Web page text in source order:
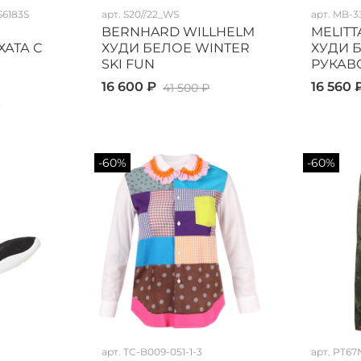
С
арт. S20//22_WS
BERNHARD WILLHELM
ХУДИ БЕЛОЕ WINTER
SKI FUN
16 600 ₽ 41 500 ₽
арт. MB-
ХУДИ
16 560
-60%
арт.TC-B009-051-1-3
-60%
арт.